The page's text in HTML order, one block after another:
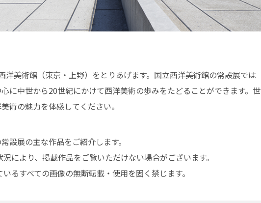
洋美術館（東京・上野）をとりあげます。国立西洋美術館の常設展では
心に中世から20世紀にかけて西洋美術の歩みをたどることができます。世
術の魅力を体感してください。
設展の主な作品をご紹介します。
により、掲載作品をご覧いただけない場合がございます。
るすべての画像の無断転載・使用を固く禁じます。